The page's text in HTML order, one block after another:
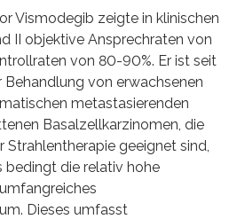
Vismodegib zeigte in klinischen
II objektive Ansprechraten von
von 80-90%. Er ist seit
Behandlung von erwachsenen
metastasierenden
Basalzellkarzinomen, die
Strahlentherapie geeignet sind,
bedingt die relativ hohe
Dieses umfasst